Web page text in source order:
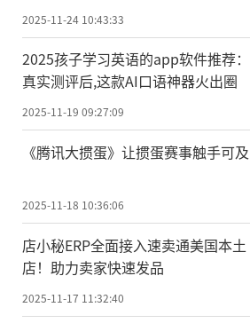
2025-11-24 10:43:33
2025孩子学习英语的app软件推荐：
真实测评后,这款AI口语神器火出圈
2025-11-19 09:27:09
《腾讯大掼蛋》让掼蛋赛事触手可及
2025-11-18 10:36:06
店小秘ERP全面接入速卖通美国本土
店！助力卖家快速发品
2025-11-17 11:32:40